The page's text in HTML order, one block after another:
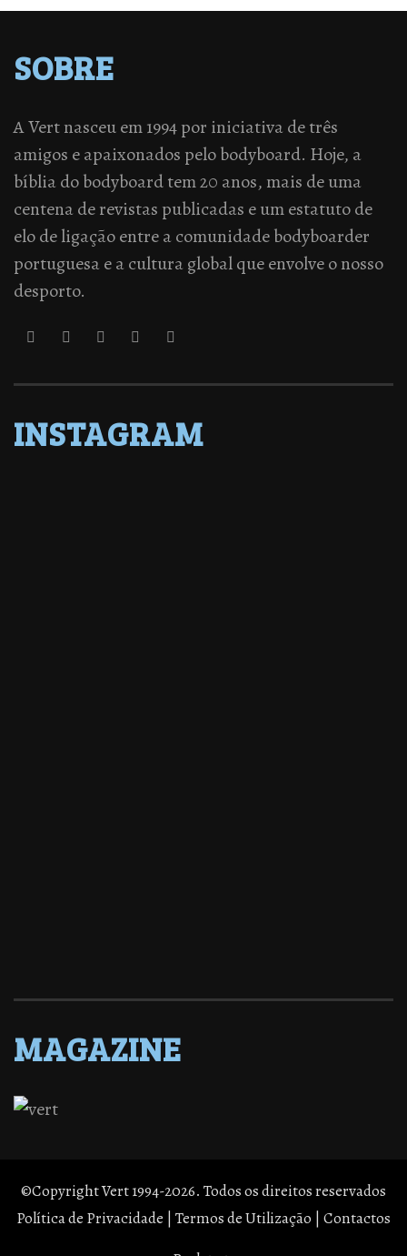
SOBRE
A Vert nasceu em 1994 por iniciativa de três
amigos e apaixonados pelo bodyboard. Hoje, a
bíblia do bodyboard tem 20 anos, mais de uma
centena de revistas publicadas e um estatuto de
elo de ligação entre a comunidade bodyboarder
portuguesa e a cultura global que envolve o nosso
desporto.
INSTAGRAM
MAGAZINE
©Copyright Vert 1994-2026. Todos os direitos reservados
Política de Privacidade | Termos de Utilização | Contactos